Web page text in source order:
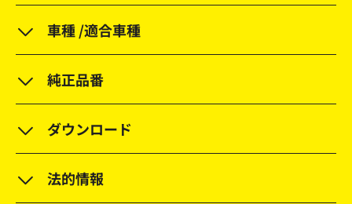
車種 /適合車種
純正品番
ダウンロード
法的情報